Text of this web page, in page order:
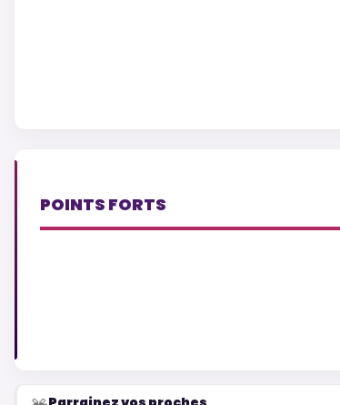
POINTS FORTS